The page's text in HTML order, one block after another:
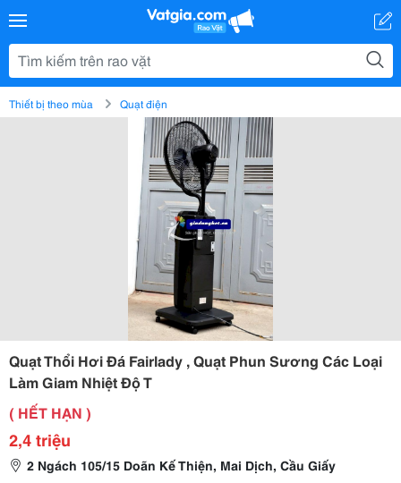
Thiết bị theo mùa Quạt điện
Quạt Thổi Hơi Đá Fairlady , Quạt Phun Sương Các Loại
Làm Giam Nhiệt Độ T
( HẾT HẠN )
2,4 triệu
2 Ngách 105/15 Doãn Kế Thiện, Mai Dịch, Cầu Giấy